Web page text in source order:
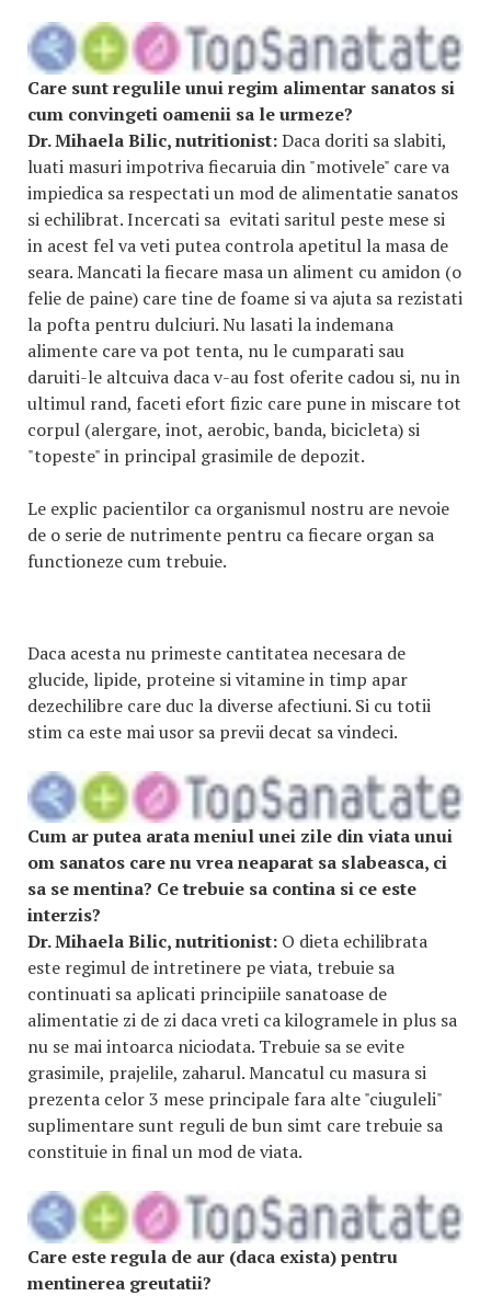
Care sunt regulile unui regim alimentar sanatos si
cum convingeti oamenii sa le urmeze?
Dr. Mihaela Bilic, nutritionist:Daca doriti sa slabiti,
luati masuri impotriva fiecaruia din "motivele" care va
impiedica sa respectati un mod de alimentatie sanatos
si echilibrat. Incercati sa evitati saritul peste mese si
in acest fel va veti putea controla apetitul la masa de
seara. Mancati la fiecare masa un aliment cu amidon (o
felie de paine) care tine de foame si va ajuta sa rezistati
la pofta pentru dulciuri. Nu lasati la indemana
alimente care va pot tenta, nu le cumparati sau
daruiti-le altcuiva daca v-au fost oferite cadou si, nu in
ultimul rand, faceti efort fizic care pune in miscare tot
corpul (alergare, inot, aerobic, banda, bicicleta) si
"topeste" in principal grasimile de depozit.
Le explic pacientilor ca organismul nostru are nevoie
de o serie de nutrimente pentru ca fiecare organ sa
functioneze cum trebuie.
Daca acesta nu primeste cantitatea necesara de
glucide, lipide, proteine si vitamine in timp apar
dezechilibre care duc la diverse afectiuni. Si cu totii
stim ca este mai usor sa previi decat sa vindeci.
Cum ar putea arata meniul unei zile din viata unui
om sanatos care nu vrea neaparat sa slabeasca, ci
sa se mentina? Ce trebuie sa contina si ce este
interzis?
Dr. Mihaela Bilic, nutritionist: O dieta echilibrata
este regimul de intretinere pe viata, trebuie sa
continuati sa aplicati principiile sanatoase de
alimentatie zi de zi daca vreti ca kilogramele in plus sa
nu se mai intoarca niciodata. Trebuie sa se evite
grasimile, prajelile, zaharul. Mancatul cu masura si
prezenta celor 3 mese principale fara alte "ciuguleli"
suplimentare sunt reguli de bun simt care trebuie sa
constituie in final un mod de viata.
Care este regula de aur (daca exista) pentru
mentinerea greutatii?